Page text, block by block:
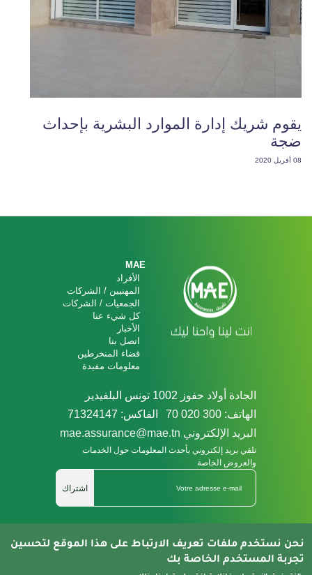
يقوم شريك إدارة الموارد البشرية بإحداث
ضجة
08 أفريل 2020
Footer
MAE
الأفراد
المهنيين / الشركات
الجمعيات / الشركات
كل شيء عنا
الأخبار
اتصل بنا
فضاء المنخرطين
معلومات مفيدة
الجادة أولاد حفوز 1002 تونس البلفيدير
الهاتف: 300 020 70
الفاكس: 71324147
البريد الإلكتروني mae.assurance@mae.tn
تلقي بريد إلكتروني بأحدث المعلومات حول الخدمات
والعروض الخاصة
اشتراك
نحن نستخدم ملفات تعريف الارتباط على هذا الموقع لتحسين
تجربة المستخدم الخاصة بك